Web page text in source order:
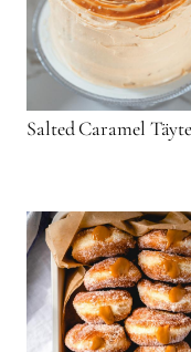
Salted Caramel